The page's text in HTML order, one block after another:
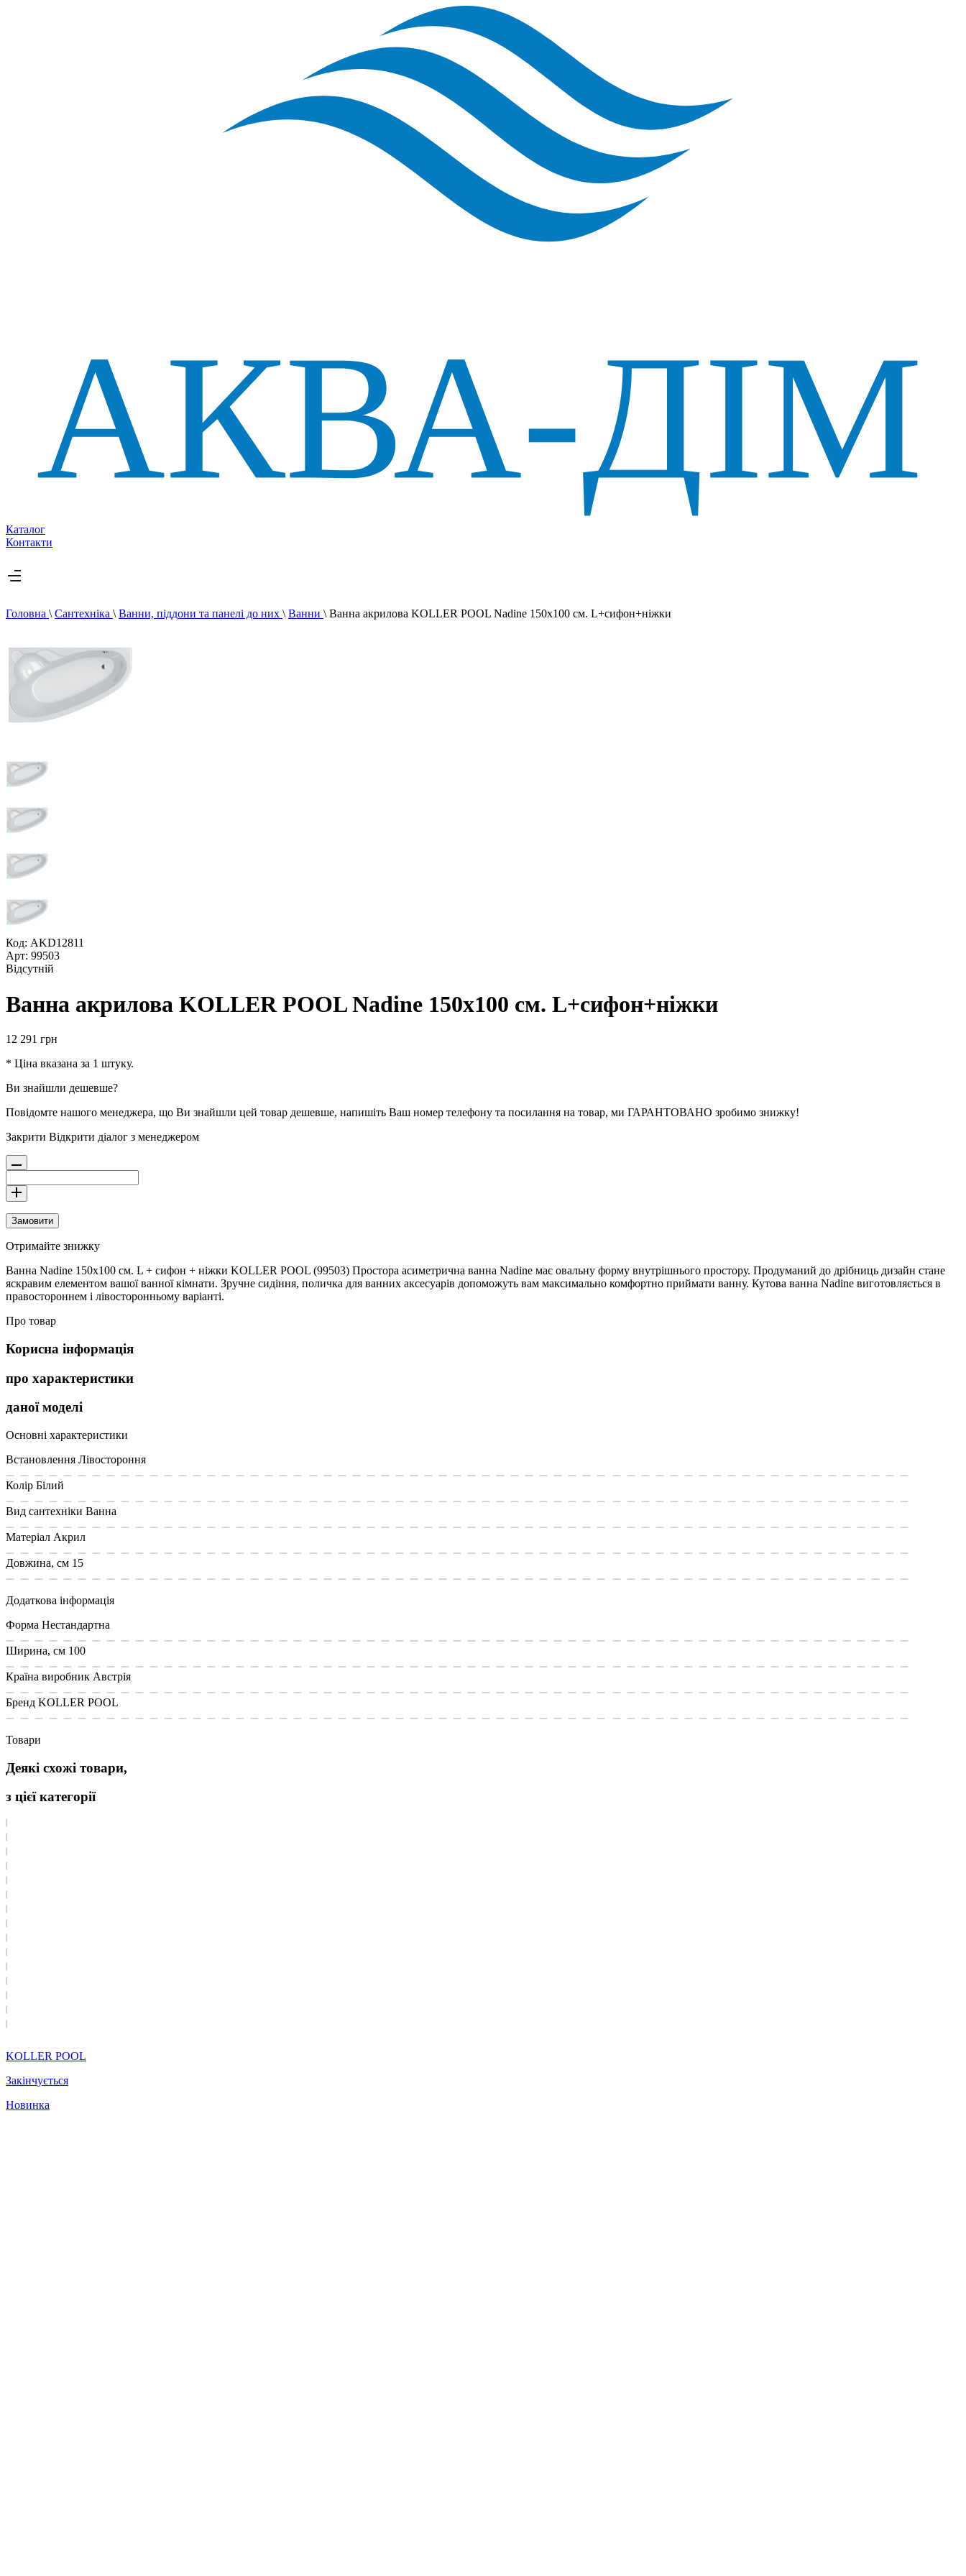
Каталог
Контакти
Головна \ Сантехніка \ Ванни, піддони та панелі до них \ Ванни \ Ванна акрилова KOLLER POOL Nadine 150х100 см. L+сифон+ніжки
Код: AKD12811
Арт: 99503
Відсутній
Ванна акрилова KOLLER POOL Nadine 150х100 см. L+сифон+ніжки
12 291 грн
* Ціна вказана за 1 штуку.
Ви знайшли дешевше?
Повідомте нашого менеджера, що Ви знайшли цей товар дешевше, напишіть Ваш номер телефону та посилання на товар, ми ГАРАНТОВАНО зробимо знижку!
Закрити Відкрити діалог з менеджером
Замовити
Отримайте знижку
Ванна Nadine 150х100 см. L + сифон + ніжки KOLLER POOL (99503) Простора асиметрична ванна Nadine має овальну форму внутрішнього простору. Продуманий до дрібниць дизайн стане
яскравим елементом вашої ванної кімнати. Зручне сидіння, поличка для ванних аксесуарів допоможуть вам максимально комфортно приймати ванну. Кутова ванна Nadine виготовляється в
правостороннем і лівосторонньому варіанті.
Про товар
Корисна інформація
про характеристики
даної моделі
Основні характеристики
Встановлення Лівостороння
Колір Білий
Вид сантехніки Ванна
Матеріал Акрил
Довжина, см 15
Додаткова інформація
Форма Нестандартна
Ширина, см 100
Країна виробник Австрія
Бренд KOLLER POOL
Товари
Деякі схожі товари,
з цієї категорії
KOLLER POOL
Закінчується
Новинка